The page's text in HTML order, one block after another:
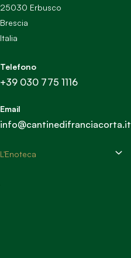
25030 Erbusco
Brescia
Italia
Telefono
+39 030 775 1116
Email
info@cantinedifranciacorta.it
L'Enoteca